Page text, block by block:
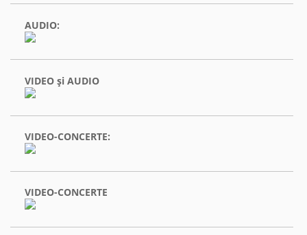
AUDIO:
VIDEO şi AUDIO
VIDEO-CONCERTE:
VIDEO-CONCERTE